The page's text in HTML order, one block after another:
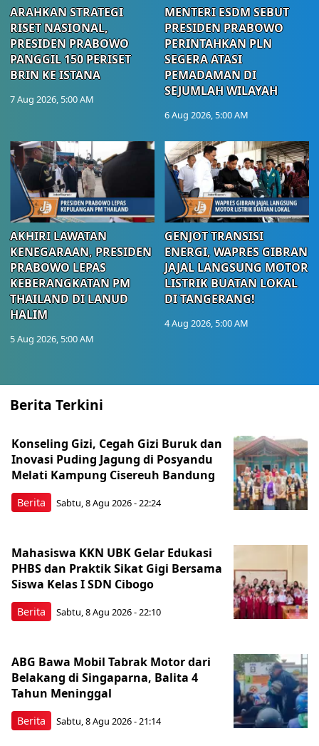
ARAHKAN STRATEGI
RISET NASIONAL,
PRESIDEN PRABOWO
PANGGIL 150 PERISET
BRIN KE ISTANA
7 Aug 2026, 5:00 AM
MENTERI ESDM SEBUT
PRESIDEN PRABOWO
PERINTAHKAN PLN
SEGERA ATASI
PEMADAMAN DI
SEJUMLAH WILAYAH
6 Aug 2026, 5:00 AM
AKHIRI LAWATAN
KENEGARAAN, PRESIDEN
PRABOWO LEPAS
KEBERANGKATAN PM
THAILAND DI LANUD
HALIM
5 Aug 2026, 5:00 AM
GENJOT TRANSISI
ENERGI, WAPRES GIBRAN
JAJAL LANGSUNG MOTOR
LISTRIK BUATAN LOKAL
DI TANGERANG!
4 Aug 2026, 5:00 AM
Berita Terkini
Berita
Konseling Gizi, Cegah Gizi Buruk dan
Inovasi Puding Jagung di Posyandu
Melati Kampung Cisereuh Bandung
Sabtu, 8 Agu 2026 - 22:24
Berita
Mahasiswa KKN UBK Gelar Edukasi
PHBS dan Praktik Sikat Gigi Bersama
Siswa Kelas I SDN Cibogo
Sabtu, 8 Agu 2026 - 22:10
Berita
ABG Bawa Mobil Tabrak Motor dari
Belakang di Singaparna, Balita 4
Tahun Meninggal
Sabtu, 8 Agu 2026 - 21:14